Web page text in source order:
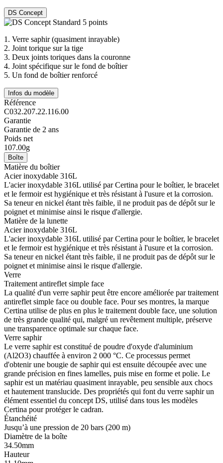
DS Concept
1. Verre saphir (quasiment inrayable)
2. Joint torique sur la tige
3. Deux joints toriques dans la couronne
4. Joint spécifique sur le fond de boîtier
5. Un fond de boîtier renforcé
Infos du modèle
Référence
C032.207.22.116.00
Garantie
Garantie de 2 ans
Poids net
107.00g
Boîte
Matière du boîtier
Acier inoxydable 316L
L'acier inoxydable 316L utilisé par Certina pour le boîtier, le bracelet
et le fermoir est hygiénique et très résistant à l'usure et la corrosion.
Sa teneur en nickel étant très faible, il ne produit pas de dépôt sur le
poignet et minimise ainsi le risque d'allergie.
Matière de la lunette
Acier inoxydable 316L
L'acier inoxydable 316L utilisé par Certina pour le boîtier, le bracelet
et le fermoir est hygiénique et très résistant à l'usure et la corrosion.
Sa teneur en nickel étant très faible, il ne produit pas de dépôt sur le
poignet et minimise ainsi le risque d'allergie.
Verre
Traitement antireflet simple face
La qualité d'un verre saphir peut être encore améliorée par traitement
antireflet simple face ou double face. Pour ses montres, la marque
Certina utilise de plus en plus le traitement double face, une solution
de très grande qualité qui, malgré un revêtement multiple, préserve
une transparence optimale sur chaque face.
Verre saphir
Le verre saphir est constitué de poudre d'oxyde d'aluminium
(Al2O3) chauffée à environ 2 000 °C. Ce processus permet
d'obtenir une bougie de saphir qui est ensuite découpée avec une
grande précision en fines lamelles, puis mise en forme et polie. Le
saphir est un matériau quasiment inrayable, peu sensible aux chocs
et hautement translucide. Des propriétés qui font du verre saphir un
élément essentiel du concept DS, utilisé dans tous les modèles
Certina pour protéger le cadran.
Étanchéité
Jusqu’à une pression de 20 bars (200 m)
Diamètre de la boîte
34.50mm
Hauteur